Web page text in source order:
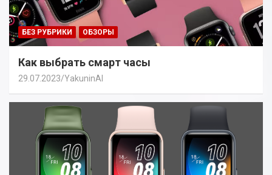
БЕЗ РУБРИКИ ОБЗОРЫ
Как выбрать смарт часы
29.07.2023 YakuninAI